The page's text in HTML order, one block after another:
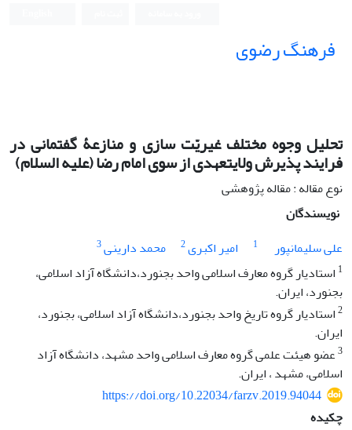
فرهنگ رضوی
تحلیل وجوه مختلف غیریّت ‎سازی و منازعۀ گفتمانی در
فرایند پذیرش ولایتعهدی از سوی امام رضا (علیه ‎السلام)
نوع مقاله : مقاله پژوهشی
نویسندگان
علی سلیمانپور
1 امیر اکبری2 محمد دارینی3
1 استادیار گروه معارف اسلامی واحد بجنورد،دانشگاه آزاد اسلامی،
بجنورد، ایران.
2استادیار گروه تاریخ واحد بجنورد،دانشگاه آزاد اسلامی، بجنورد،
ایران.
3عضو هیئت علمی گروه معارف اسلامی واحد مشهد، دانشگاه آزاد
اسلامی، مشهد ، ایران.
https://doi.org/10.22034/farzv.2019.94044
چکیده